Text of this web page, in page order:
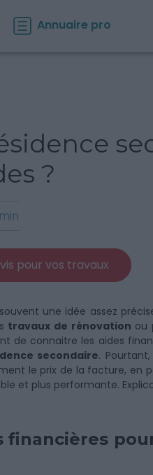
Annuaire pro
?
min
pour vos travaux
une idée assez
travaux de rénovation ou
de connaitre les aides
secondaire.
le prix de la facture, en
et plus performante.
financières